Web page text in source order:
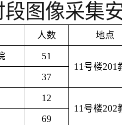
段图像采集
人数
地点
51
11号楼201
37
12
11号楼202
69